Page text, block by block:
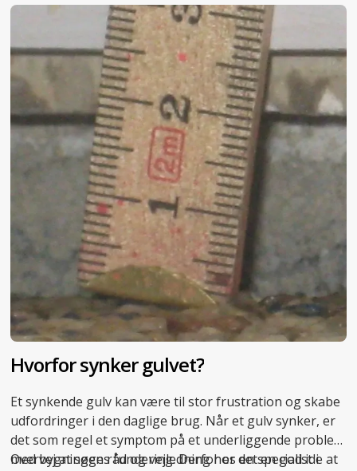
Hvorfor synker gulvet?
Et synkende gulv kan være til stor frustration og skabe
udfordringer i den daglige brug. Når et gulv synker, er
det som regel et symptom på et underliggende problem
med bygningens fundering. Derfor er det en god ide at
Overvej at søge råd og vejledning hos en specialist i